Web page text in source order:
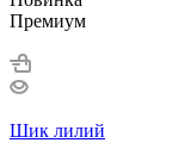
Премиум
Шик лилий